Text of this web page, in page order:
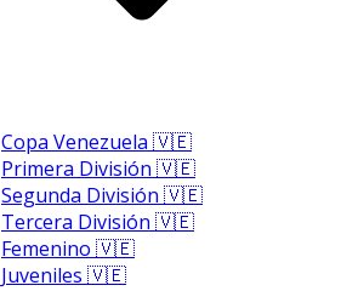
Copa Venezuela 🇻🇪
Primera División 🇻🇪
Segunda División 🇻🇪
Tercera División 🇻🇪
Femenino 🇻🇪
Juveniles 🇻🇪